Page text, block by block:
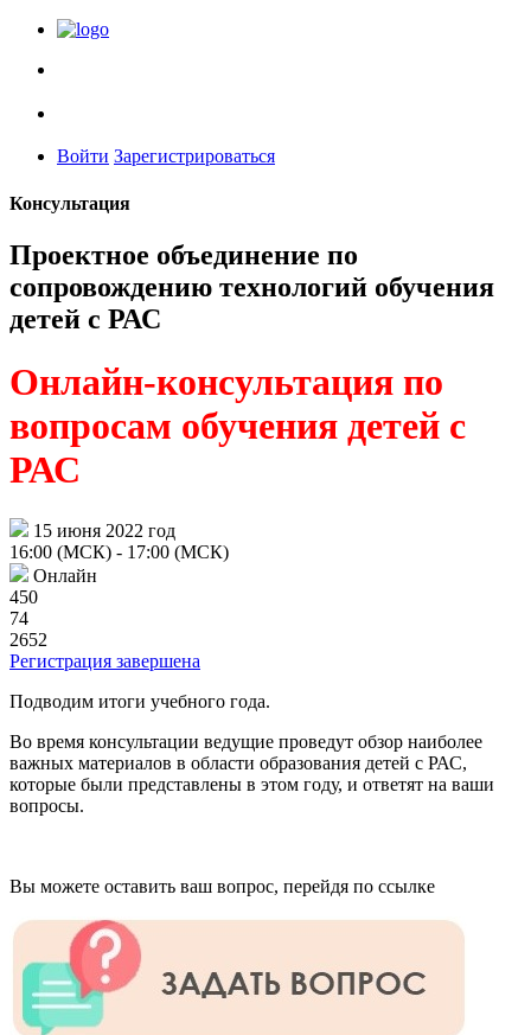
Войти Зарегистрироваться
Консультация
Проектное объединение по
сопровождению технологий обучения
детей с РАС
Онлайн-консультация по
вопросам обучения детей с
РАС
15 июня 2022 год
16:00 (МСК) - 17:00 (МСК)
Онлайн
450
74
2652
Регистрация завершена
Подводим итоги учебного года.
Во время консультации ведущие проведут обзор наиболее
важных материалов в области образования детей с РАС,
которые были представлены в этом году, и ответят на ваши
вопросы.
Вы можете оставить ваш вопрос, перейдя по ссылке